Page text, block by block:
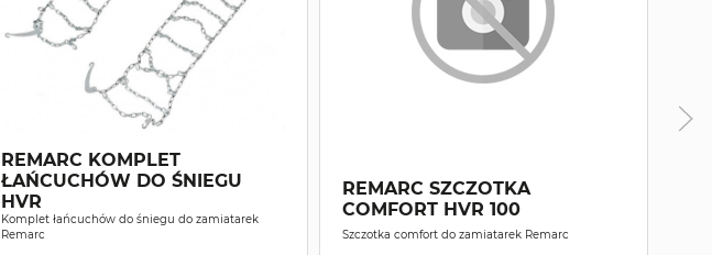
REMARC KOMPLET
ŁAŃCUCHÓW DO ŚNIEGU
HVR
Komplet łańcuchów do śniegu do zamiatarek
Remarc
REMARC SZCZOTKA
COMFORT HVR 100
Szczotka comfort do zamiatarek Remarc